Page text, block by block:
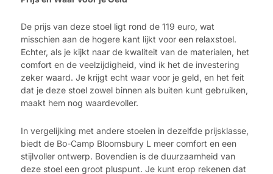
De prijs van deze stoel ligt rond de 119 euro, wat
misschien aan de hogere kant lijkt voor een relaxstoel.
Echter, als je kijkt naar de kwaliteit van de materialen, het
comfort en de veelzijdigheid, vind ik het de investering
zeker waard. Je krijgt echt waar voor je geld, en het feit
dat je deze stoel zowel binnen als buiten kunt gebruiken,
maakt hem nog waardevoller.
In vergelijking met andere stoelen in dezelfde prijsklasse,
biedt de Bo-Camp Bloomsbury L meer comfort en een
stijlvoller ontwerp. Bovendien is de duurzaamheid van
deze stoel een groot pluspunt. Je kunt erop rekenen dat